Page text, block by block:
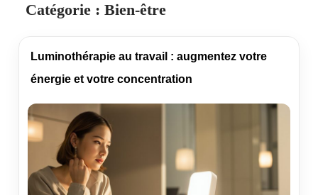
Catégorie : Bien-être
Luminothérapie au travail : augmentez votre
énergie et votre concentration